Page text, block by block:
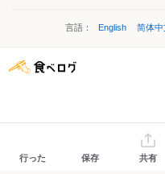
言語： English 简体中
行った 保存 共有